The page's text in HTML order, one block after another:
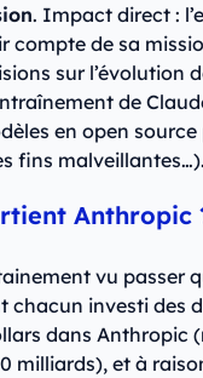
. Impact direct :
compte de sa
sur l’évolution
de
en open
fins malveillantes…).
Anthropic
vu passer
chacun investi des
dans Anthropic
milliards), et à